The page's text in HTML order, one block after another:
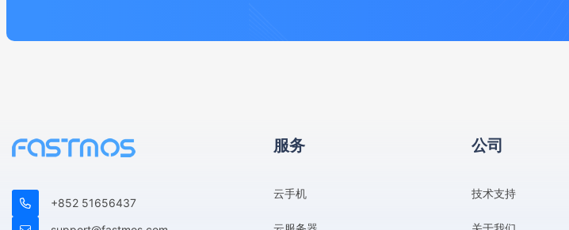
+852 51656437
服务
云手机
公司
技术支持